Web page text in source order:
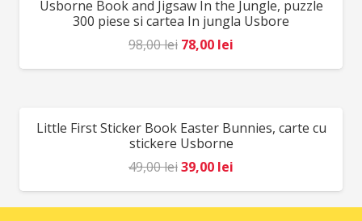
64,00 lei.
REDUCERI!
Usborne Book and Jigsaw In the Jungle, puzzle
300 piese si cartea In jungla Usbore
98,00lei Prețul
inițial
98,00 lei.
78,00 lei
curent
REDUCERI!
Little First Sticker Book Easter Bunnies, carte cu
stickere Usborne
49,00leiPrețul
inițial
a
39,00 lei
curent
este: